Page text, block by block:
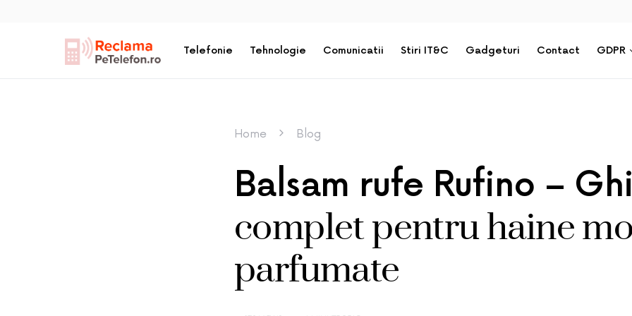
Telefonie Tehnologie Comunicatii Stiri IT&C Gadgeturi Contact GDPR
Home Blog
Balsam rufe Rufino –
complet pentru haine
parfumate